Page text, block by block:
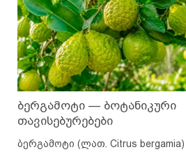
ბერგამოტი — ბოტანიკური
თავისებურებები
ბერგამოტი (ლათ. Citrus bergamia)